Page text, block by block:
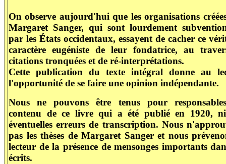
On observe aujourd'hui que les organisations
Margaret Sanger, qui sont lourdement
par les États occidentaux, essayent de cacher ce
caractère eugéniste de leur fondatrice, au
citations tronquées et de ré-interprétations.
Cette publication du texte intégral donne au
l'opportunité de se faire une opinion indépendante.
Nous ne pouvons être tenus pour
contenu de ce livre qui a été publié en 1920,
éventuelles erreurs de transcription. Nous
pas les thèses de Margaret Sanger et nous
lecteur de la présence de mensonges importants
écrits.